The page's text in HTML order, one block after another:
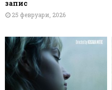
запис
25 февруари, 2026